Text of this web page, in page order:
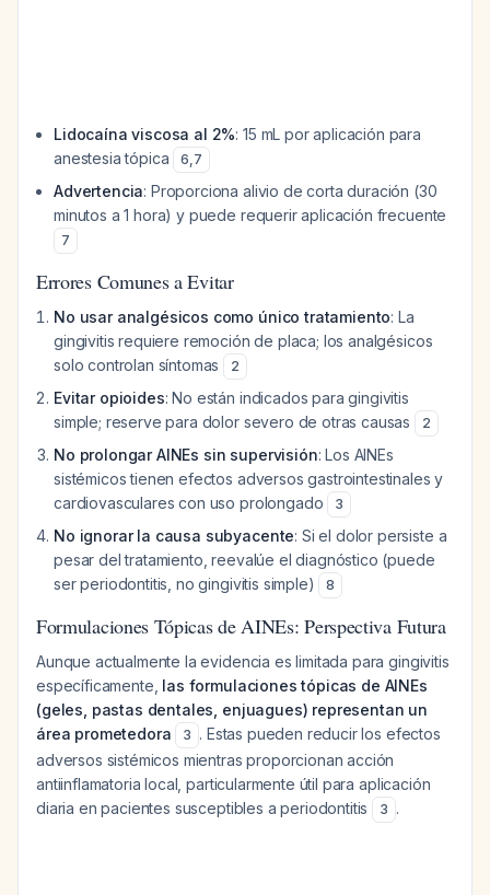
Lidocaína viscosa al 2%: 15 mL por aplicación para
anestesia tópica
6,7
Advertencia: Proporciona alivio de corta duración (30
minutos a 1 hora) y puede requerir aplicación frecuente
7
Errores Comunes a Evitar
No usar analgésicos como único tratamiento: La
gingivitis requiere remoción de placa; los analgésicos
solo controlan síntomas
2
Evitar opioides: No están indicados para gingivitis
simple; reserve para dolor severo de otras causas
2
No prolongar AINEs sin supervisión: Los AINEs
sistémicos tienen efectos adversos gastrointestinales y
cardiovasculares con uso prolongado
3
No ignorar la causa subyacente: Si el dolor persiste a
pesar del tratamiento, reevalúe el diagnóstico (puede
ser periodontitis, no gingivitis simple)
8
Formulaciones Tópicas de AINEs: Perspectiva Futura
Aunque actualmente la evidencia es limitada para gingivitis
específicamente, las formulaciones tópicas de AINEs
(geles, pastas dentales, enjuagues) representan un
área prometedora
3 . Estas pueden reducir los efectos
adversos sistémicos mientras proporcionan acción
antiinflamatoria local, particularmente útil para aplicación
diaria en pacientes susceptibles a periodontitis
3 .